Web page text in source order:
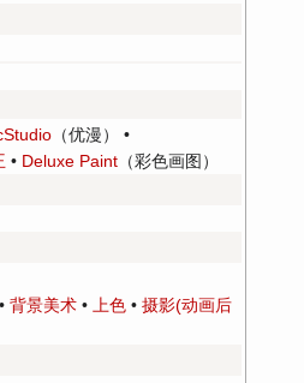
（优漫） •
• Deluxe Paint（彩色画图）
背景美术• 上色• 摄影(动画后